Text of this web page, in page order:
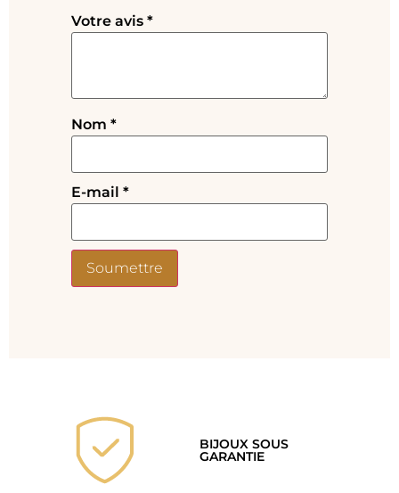
Votre avis *
Nom *
E-mail *
BIJOUX SOUS
GARANTIE